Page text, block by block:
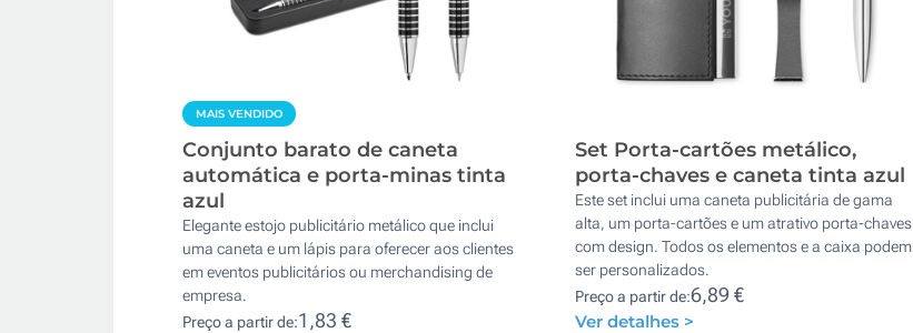
MAIS VENDIDO
Conjunto barato de caneta
automática e porta-minas tinta
azul
Elegante estojo publicitário metálico que inclui
uma caneta e um lápis para oferecer aos clientes
em eventos publicitários ou merchandising de
empresa.
Preço a partir de:1,83 €
Set Porta-cartões metálico,
porta-chaves e caneta tinta azul
Este set inclui uma caneta publicitária de gama
alta, um porta-cartões e um atrativo porta-chaves
com design. Todos os elementos e a caixa podem
ser personalizados.
Preço a partir de:6,89 €
Ver detalhes >